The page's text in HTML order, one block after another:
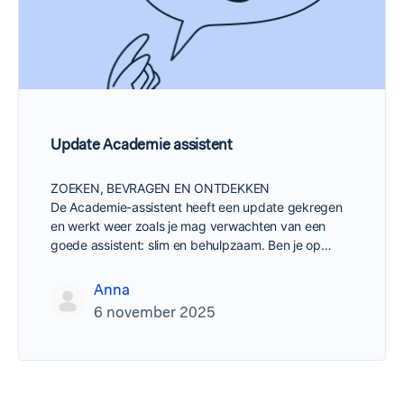
Update Academie assistent
ZOEKEN, BEVRAGEN EN ONTDEKKEN
De Academie-assistent heeft een update gekregen
en werkt weer zoals je mag verwachten van een
goede assistent: slim en behulpzaam. Ben je op…
Anna
6 november 2025